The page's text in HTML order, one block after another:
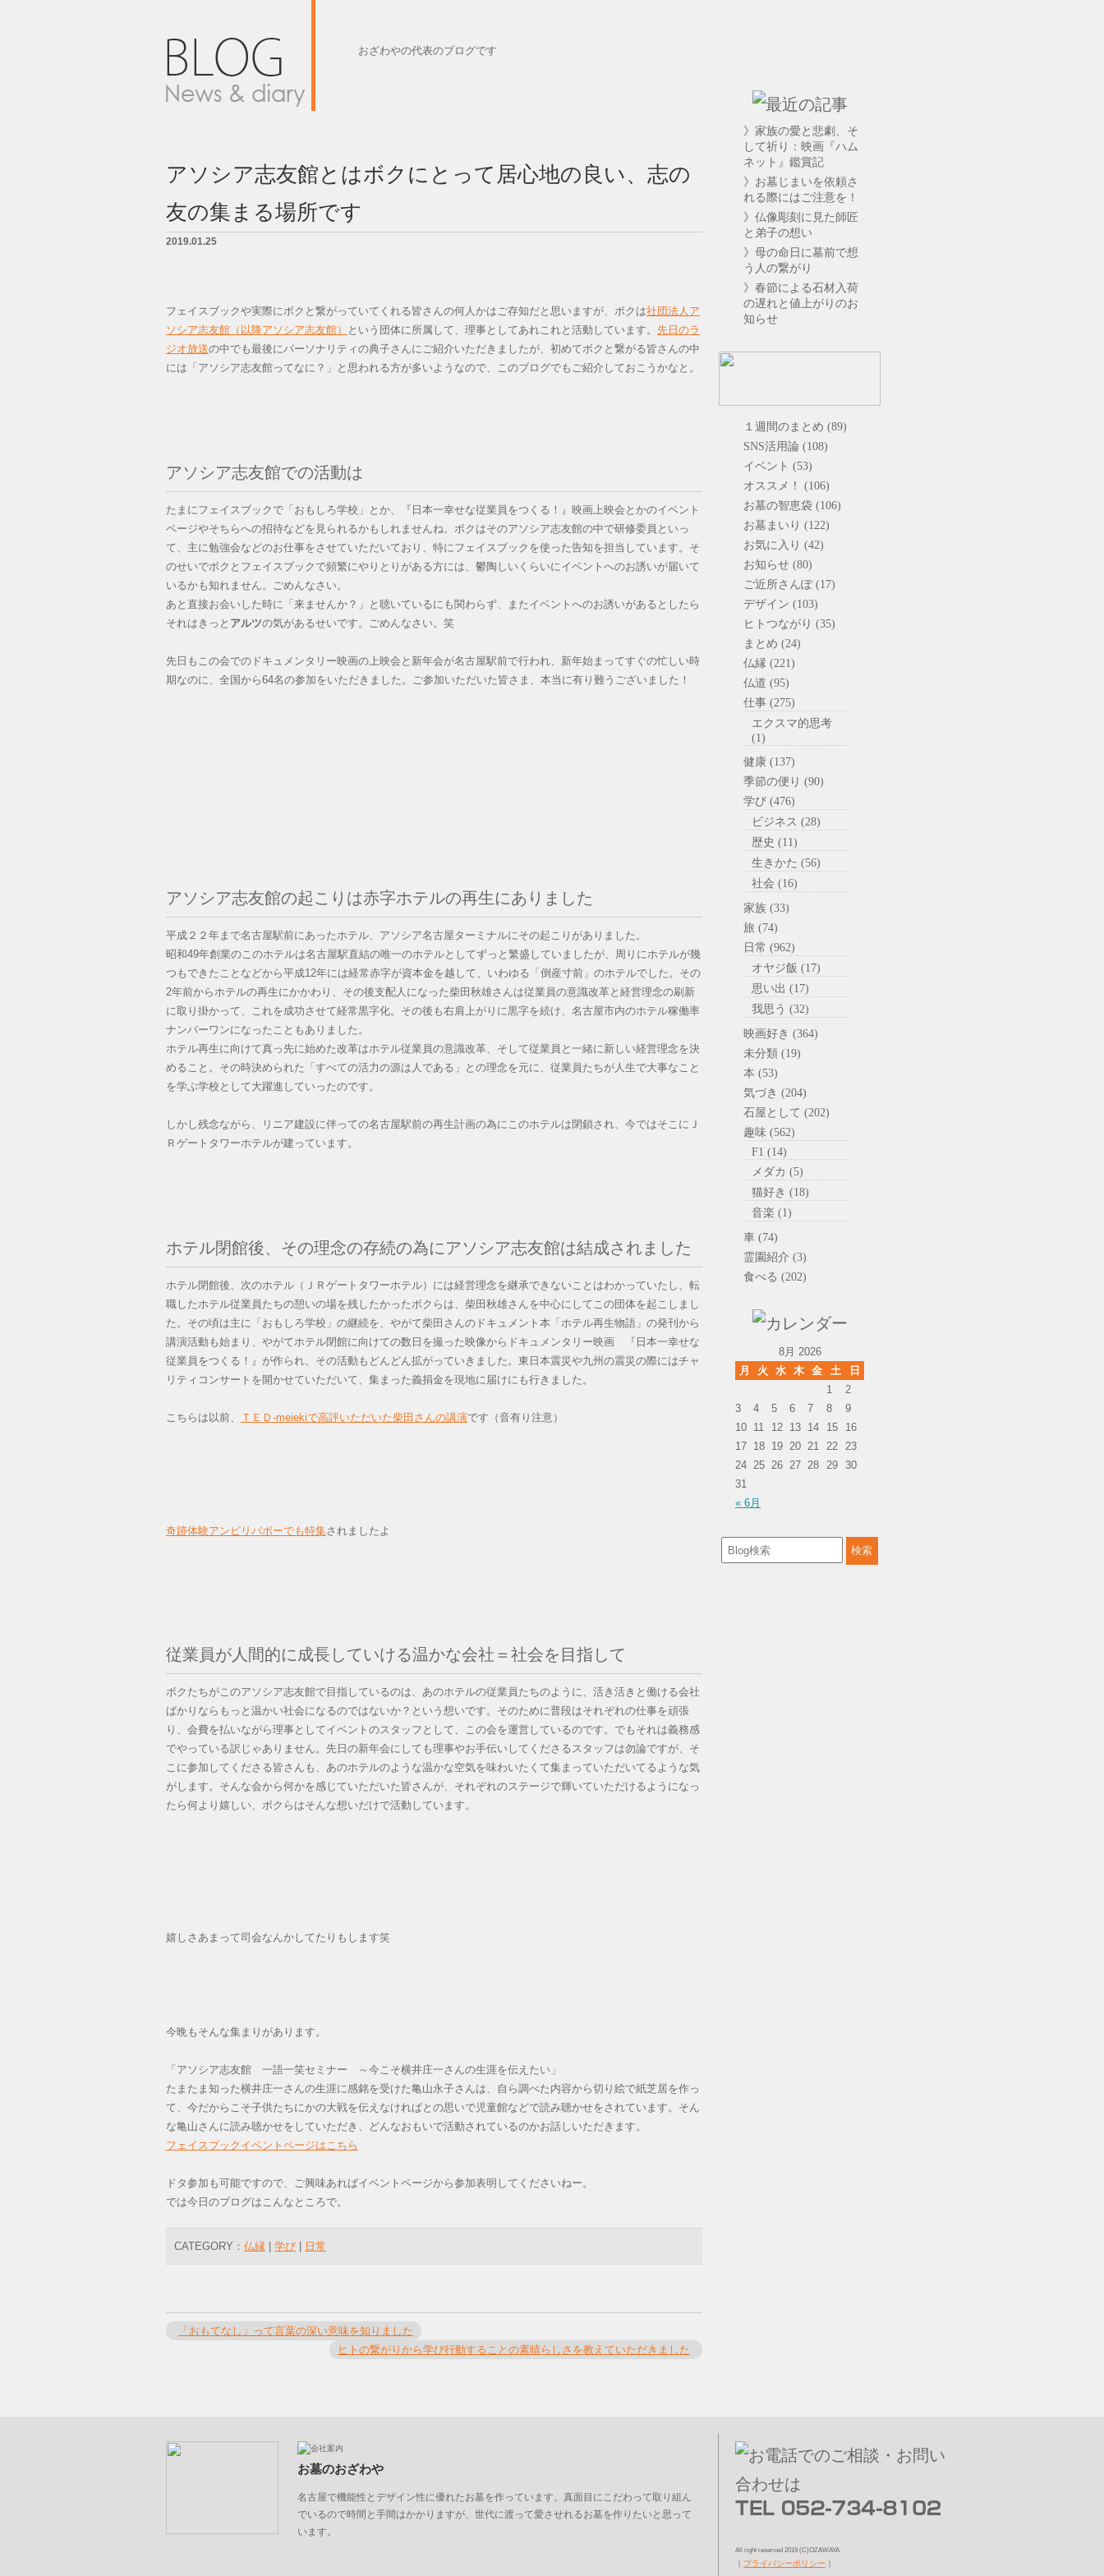
おざわやの代表のブログです
アソシア志友館とはボクにとって居心地の良い、志の
友の集まる場所です
2019.01.25
フェイスブックや実際にボクと繋がっていてくれる皆さんの何人かはご存知だと思いますが、ボクは社団法人ア
ソシア志友館（以降アソシア志友館）
という団体に所属して、理事としてあれこれと活動しています。 先日のラ
ジオ放送の中でも最後にパーソナリティの典子さんにご紹介いただきましたが、初めてボクと繋がる皆さんの中
には「アソシア志友館ってなに？」と思われる方が多いようなので、このブログでもご紹介しておこうかなと。
アソシア志友館での活動は
たまにフェイスブックで「おもしろ学校」とか、『日本一幸せな従業員をつくる！』映画上映会とかのイベント
ページやそちらへの招待などを見られるかもしれませんね。ボクはそのアソシア志友館の中で研修委員といっ
て、主に勉強会などのお仕事をさせていただいており、特にフェイスブックを使った告知を担当しています。そ
のせいでボクとフェイスブックで頻繁にやりとりがある方には、鬱陶しいくらいにイベントへのお誘いが届いて
いるかも知れません。ごめんなさい。
あと直接お会いした時に「来ませんか？」と聴いているにも関わらず、またイベントへのお誘いがあるとしたら
それはきっと アルツの気があるせいです。ごめんなさい。笑
先日もこの会でのドキュメンタリー映画の上映会と新年会が名古屋駅前で行われ、新年始まってすぐの忙しい時
期なのに、全国から64名の参加をいただきました。ご参加いただいた皆さま、本当に有り難うございました！
アソシア志友館の起こりは赤字ホテルの再生にありました
平成２２年まで名古屋駅前にあったホテル、アソシア名古屋ターミナルにその起こりがありました。
昭和49年創業のこのホテルは名古屋駅直結の唯一のホテルとしてずっと繁盛していましたが、周りにホテルが幾
つもできたことなどから平成12年には経常赤字が資本金を越して、いわゆる「倒産寸前」のホテルでした。その
2年前からホテルの再生にかかわり、その後支配人になった柴田秋雄さんは従業員の意識改革と経営理念の刷新
に取り掛かって、これを成功させて経常黒字化。その後も右肩上がりに黒字を続け、名古屋市内のホテル稼働率
ナンバーワンになったこともありました。
ホテル再生に向けて真っ先に始めた改革はホテル従業員の意識改革、そして従業員と一緒に新しい経営理念を決
めること。その時決められた「すべての活力の源は人である」との理念を元に、従業員たちが人生で大事なこと
を学ぶ学校として大躍進していったのです。
しかし残念ながら、リニア建設に伴っての名古屋駅前の再生計画の為にこのホテルは閉鎖され、今ではそこにＪ
Ｒゲートタワーホテルが建っています。
ホテル閉館後、その理念の存続の為にアソシア志友館は結成されました
ホテル閉館後、次のホテル（ＪＲゲートタワーホテル）には経営理念を継承できないことはわかっていたし、転
職したホテル従業員たちの憩いの場を残したかったボクらは、柴田秋雄さんを中心にしてこの団体を起こしまし
た。その頃は主に「おもしろ学校」の継続を、やがて柴田さんのドキュメント本「ホテル再生物語」の発刊から
講演活動も始まり、やがてホテル閉館に向けての数日を撮った映像からドキュメンタリー映画 『日本一幸せな
従業員をつくる！』が作られ、その活動もどんどん拡がっていきました。東日本震災や九州の震災の際にはチャ
リティコンサートを開かせていただいて、集まった義捐金を現地に届けにも行きました。
こちらは以前、 ＴＥＤ-meiekiで高評いただいた柴田さんの講演です（音有り注意）
奇跡体験アンビリバボーでも特集されましたよ
従業員が人間的に成長していける温かな会社＝社会を目指して
ボクたちがこのアソシア志友館で目指しているのは、あのホテルの従業員たちのように、活き活きと働ける会社
ばかりならもっと温かい社会になるのではないか？という想いです。そのために普段はそれぞれの仕事を頑張
り、会費を払いながら理事としてイベントのスタッフとして、この会を運営しているのです。でもそれは義務感
でやっている訳じゃありません。先日の新年会にしても理事やお手伝いしてくださるスタッフは勿論ですが、そ
こに参加してくださる皆さんも、あのホテルのような温かな空気を味わいたくて集まっていただいてるような気
がします。そんな会から何かを感じていただいた皆さんが、それぞれのステージで輝いていただけるようになっ
たら何より嬉しい、ボクらはそんな想いだけで活動しています。
嬉しさあまって司会なんかしてたりもします笑
今晩もそんな集まりがあります。
「アソシア志友館 一語一笑セミナー ～今こそ横井庄一さんの生涯を伝えたい」
たまたま知った横井庄一さんの生涯に感銘を受けた亀山永子さんは、自ら調べた内容から切り絵で紙芝居を作っ
て、今だからこそ子供たちにかの大戦を伝えなければとの思いで児童館などで読み聴かせをされています。そん
な亀山さんに読み聴かせをしていただき、どんなおもいで活動されているのかお話しいただきます。
フェイスブックイベントページはこちら
ドタ参加も可能ですので、ご興味あればイベントページから参加表明してくださいねー。
では今日のブログはこんなところで。
CATEGORY： 仏縁 学び 日常
「おもてなし」って言葉の深い意味を知りました
ヒトの繋がりから学び行動することの素晴らしさを教えていただきました
》家族の愛と悲劇、そ
して祈り：映画『ハム
ネット』鑑賞記
》お墓じまいを依頼さ
れる際にはご注意を！
》仏像彫刻に見た師匠
と弟子の想い
》母の命日に墓前で想
う人の繋がり
》春節による石材入荷
の遅れと値上がりのお
知らせ
１週間のまとめ (89)
SNS活用論 (108)
イベント (53)
オススメ！ (106)
お墓の智恵袋 (106)
お墓まいり (122)
お気に入り (42)
お知らせ (80)
ご近所さんぽ (17)
デザイン (103)
ヒトつながり (35)
まとめ (24)
仏縁 (221)
仏道 (95)
仕事 (275)
エクスマ的思考
(1)
健康 (137)
季節の便り (90)
学び (476)
ビジネス (28)
歴史 (11)
生きかた (56)
社会 (16)
家族 (33)
旅 (74)
日常 (962)
オヤジ飯 (17)
思い出 (17)
我思う (32)
映画好き (364)
未分類 (19)
本 (53)
気づき (204)
石屋として (202)
趣味 (562)
F1 (14)
メダカ (5)
猫好き (18)
音楽 (1)
車 (74)
霊園紹介 (3)
食べる (202)
8月 2026
月
火 水 木 金 土 日
« 6月
1
2
3
4 5 6 7 8
9
10 11 12 13 14 15
16
17 18 19 20 21 22 23
24 25 26 27 28 29 30
31
お墓のおざわや
名古屋で機能性とデザイン性に優れたお墓を作っています。真面目にこだわって取り組ん
でいるので時間と手間はかかりますが、世代に渡って愛させれるお墓を作りたいと思って
います。
All right reserved 2019 (C)OZAWAYA
プライバシーポリシー